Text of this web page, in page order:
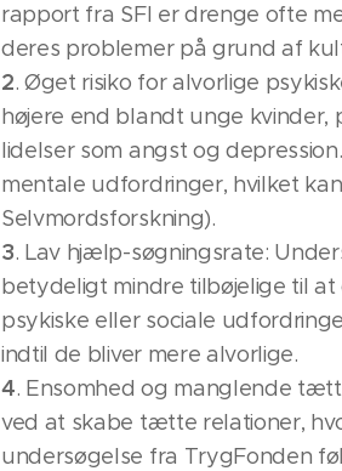
rapport fra SFI er drenge ofte
deres problemer på grund af
2. Øget risiko for alvorlige
højere end blandt unge
lidelser som angst og
mentale udfordringer, hvilket
Selvmordsforskning).
3. Lav hjælp-søgningsrate:
betydeligt mindre tilbøjelige til
psykiske eller sociale
indtil de bliver mere alvorlige.
4. Ensomhed og manglende
ved at skabe tætte relationer,
undersøgelse fra TrygFonden